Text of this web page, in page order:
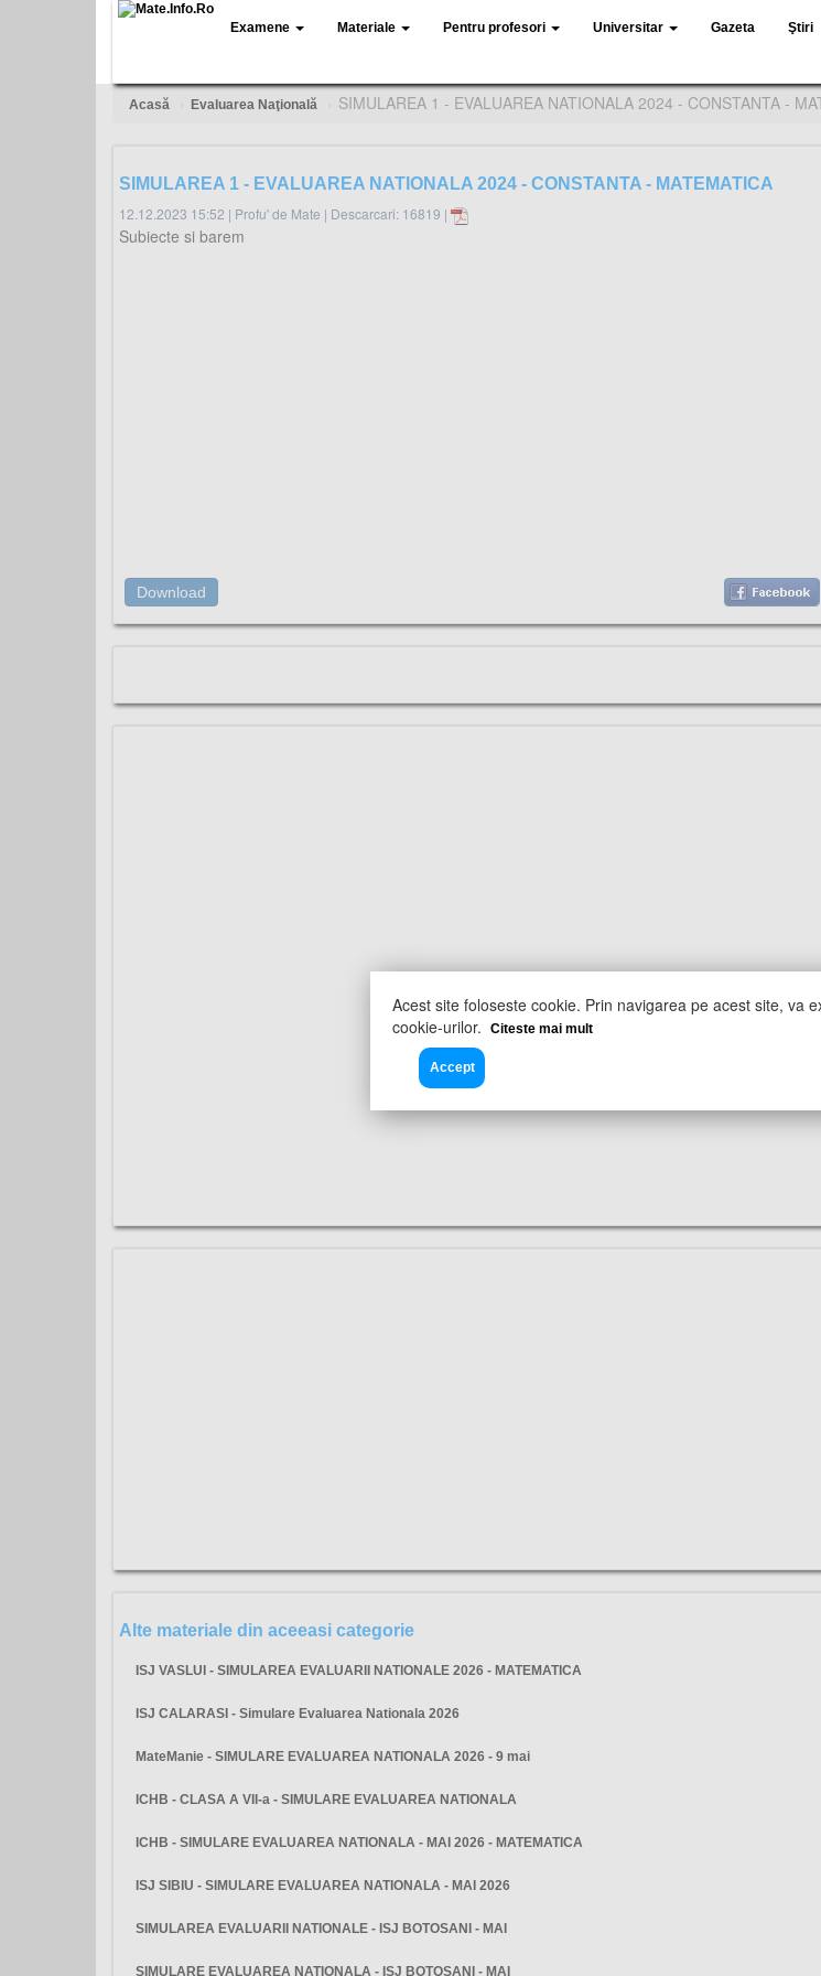
Examene Materiale Pentru profesori Universitar Gazeta Ştiri
Acasă Evaluarea Naţională SIMULAREA 1 - EVALUAREA NATIONALA 2024 - CONSTANTA -
SIMULAREA 1 - EVALUAREA NATIONALA 2024 - CONSTANTA - MATEMATICA
12.12.2023 15:52 | Profu' de Mate | Descarcari: 16819 |
Subiecte si barem
Download
Alte materiale din aceeasi categorie
ISJ VASLUI - SIMULAREA EVALUARII NATIONALE 2026 - MATEMATICA
ISJ CALARASI - Simulare Evaluarea Nationala 2026
MateManie - SIMULARE EVALUAREA NATIONALA 2026 - 9 mai
ICHB - CLASA A VII-a - SIMULARE EVALUAREA NATIONALA
ICHB - SIMULARE EVALUAREA NATIONALA - MAI 2026 - MATEMATICA
ISJ SIBIU - SIMULARE EVALUAREA NATIONALA - MAI 2026
SIMULAREA EVALUARII NATIONALE - ISJ BOTOSANI - MAI
SIMULARE EVALUAREA NATIONALA - ISJ BOTOSANI - MAI
Acest site foloseste cookie. Prin navigarea pe acest site, va
cookie-urilor.
Citeste mai mult
Accept